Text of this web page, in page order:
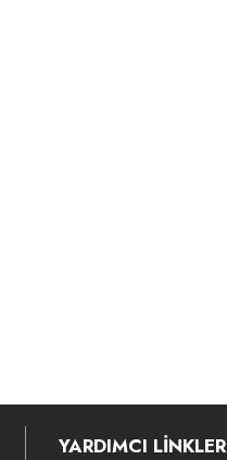
YARDIMCI LİNKLER